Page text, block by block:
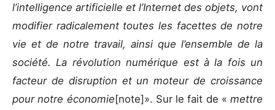
l’intelligence artificielle et l’Internet des objets, vont
modifier radicalement toutes les facettes de notre
vie et de notre travail, ainsi que l’ensemble de la
société. La révolution numérique est à la fois un
facteur de disruption et un moteur de croissance
pour notre économie[note]». Sur le fait de « mettre